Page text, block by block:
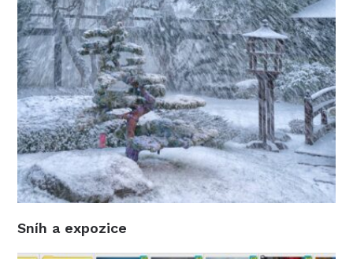
Sníh a expozice